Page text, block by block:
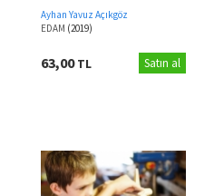
Ayhan Yavuz Açıkgöz
EDAM (2019)
63,00TL Satın al